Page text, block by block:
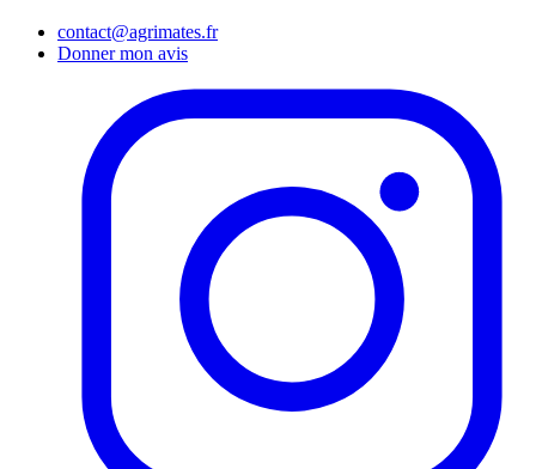
contact@agrimates.fr
Donner mon avis